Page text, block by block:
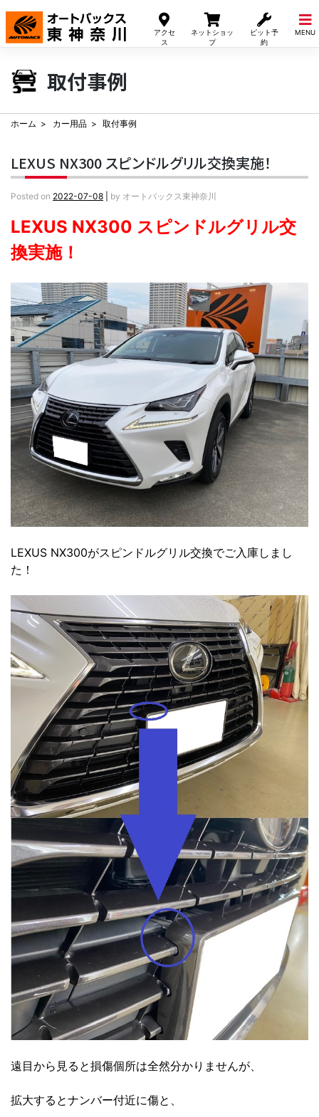
アクセ
ス
ネットショッ
プ
ピット予
約
MENU
Skip
content
取付事例
ホーム カー用品 取付事例
LEXUS NX300 スピンドルグリル交換実施！
Posted on 2022-07-08 by オートバックス東神奈川
LEXUS NX300 スピンドルグリル交
換実施！
LEXUS NX300がスピンドルグリル交換でご入庫しまし
た！
遠目から見ると損傷個所は全然分かりませんが、
拡大するとナンバー付近に傷と、